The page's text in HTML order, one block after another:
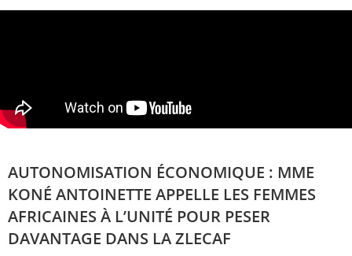
AUTONOMISATION ÉCONOMIQUE : MME
KONÉ ANTOINETTE APPELLE LES FEMMES
AFRICAINES À L’UNITÉ POUR PESER
DAVANTAGE DANS LA ZLECAF